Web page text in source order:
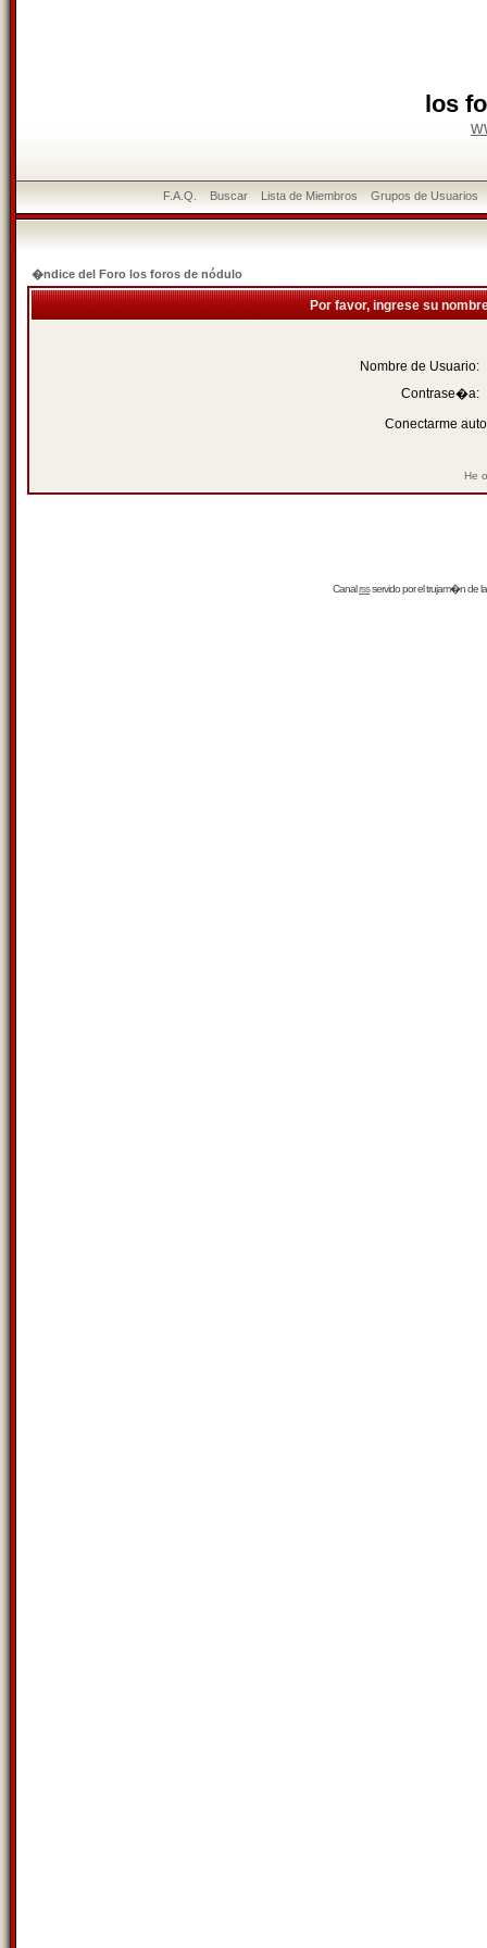
los
F.A.Q. Buscar Lista de Miembros Grupos de Usuarios
�ndice del Foro los foros de nódulo
Por favor, ingrese su
Nombre de Usuario:
Contrase�a:
Conectarme
He
Canalrssservido por eltrujam�nde